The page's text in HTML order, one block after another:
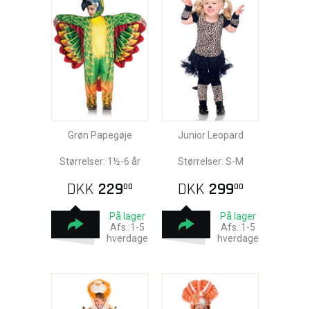
Grøn Papegøje
Størrelser: 1½-6 år
DKK 22900
På lager
Afs.:1-5
hverdage
Junior Leopard
Størrelser: S-M
DKK 29900
På lager
Afs.:1-5
hverdage